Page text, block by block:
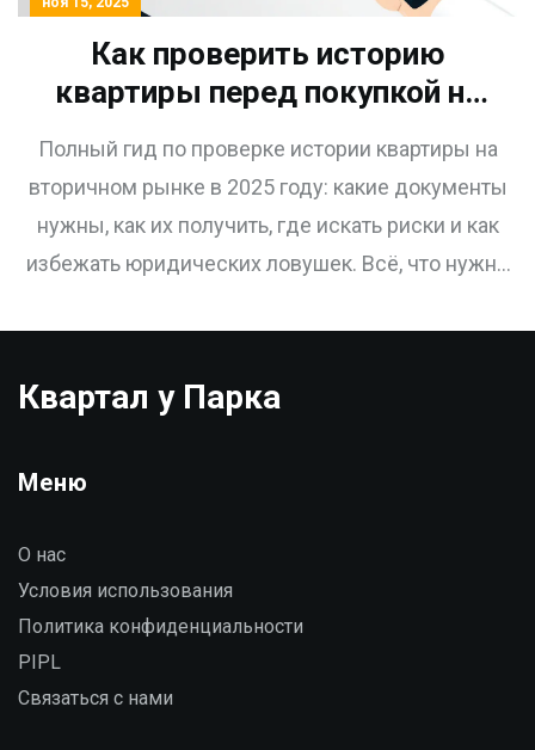
Как проверить историю
квартиры перед покупкой на
гид 2025 года
Полный гид по проверке истории квартиры на
вторичном рынке в 2025 году: какие документы
нужны, как их получить, где искать риски и как
избежать юридических ловушек. Всё, что нужно
Квартал у Парка
Меню
О нас
Условия использования
Политика конфиденциальности
PIPL
Связаться с нами